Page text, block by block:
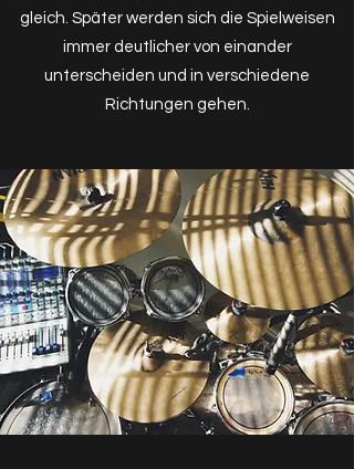
oder Pop, Jazz oder Heavy-Metal.
gleich. Später werden sich die Spielweisen
immer deutlicher von einander
unterscheiden und in verschiedene
Richtungen gehen.